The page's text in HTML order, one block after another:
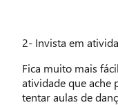
2- Invista em
Fica muito mais
atividade que ache
tentar aulas de